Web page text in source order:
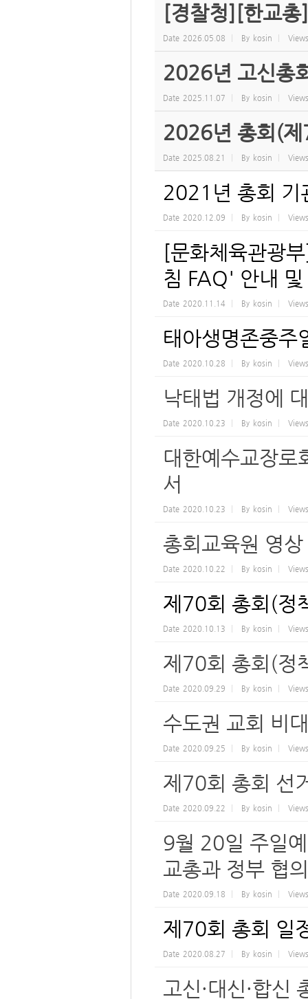
[경찰청][한교총
Date 2026.05.08 By kosin Views
2026년 고신총
Date 2025.11.07 By kosin Views
2026년 총회(제
Date 2025.08.21 By kosin Views
2021년 총회 기
Date 2020.12.09 By kosin Views
[문화체육관광
침 FAQ' 안내
Date 2020.11.14 By kosin Views
태아생명존중주
Date 2020.10.28 By kosin Views
낙태법 개정에
Date 2020.10.23 By kosin Views
대한예수교장로
서
Date 2020.10.23 By kosin Views
총회교육원 영
Date 2020.10.22 By kosin Views
제70회 총회(정
Date 2020.10.13 By kosin Views
제70회 총회(정
Date 2020.09.29 By kosin Views
수도권 교회 비
Date 2020.09.25 By kosin Views
제70회 총회 선
Date 2020.09.22 By kosin Views
9월 20일 주일
교총과 정부 협
Date 2020.09.18 By kosin Views
제70회 총회 일
Date 2020.08.27 By kosin Views
고신·대신·합신